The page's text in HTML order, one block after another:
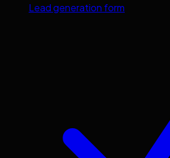
Lead generation form